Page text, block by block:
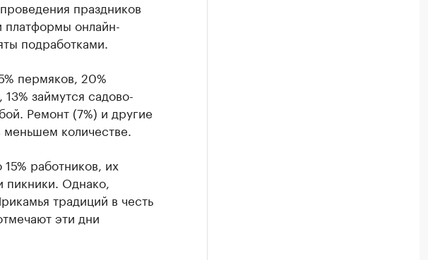
праздников
платформы онлайн-
подработками.
пермяков, 20%
займутся садово-
Ремонт (7%) и другие
количестве.
работников, их
пикники. Однако,
традиций в честь
эти дни